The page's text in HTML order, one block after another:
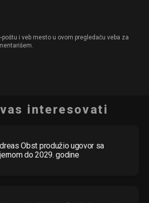
i veb mesto u ovom pregledaču veba za
interesovati
Obst produžio ugovor sa
do 2029. godine